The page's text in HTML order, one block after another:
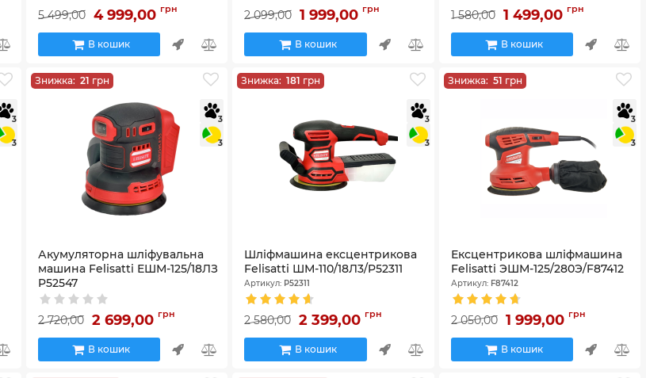
5 499,00 4 999,00 грн
В кошик
2 099,00 1 999,00 грн
В кошик
1 580,00 1 499,00 грн
В кошик
3
3
Знижка:21 грн
3
3
Акумуляторна шліфувальна
машина Felisatti ЕШМ-125/18ЛЗ
P52547
Артикул:P52547
2 720,00 2 699,00 грн
В кошик
Знижка:181 грн
3
3
Шліфмашина ексцентрикова
Felisatti ШМ-110/18Л3/P52311
Артикул: P52311
2 580,00 2 399,00 грн
В кошик
Знижка: 51 грн
3
3
Ексцентрикова шліфмашина
Felisatti ЭШМ-125/280Э/F87412
Артикул: F87412
2 050,00 1 999,00 грн
В кошик